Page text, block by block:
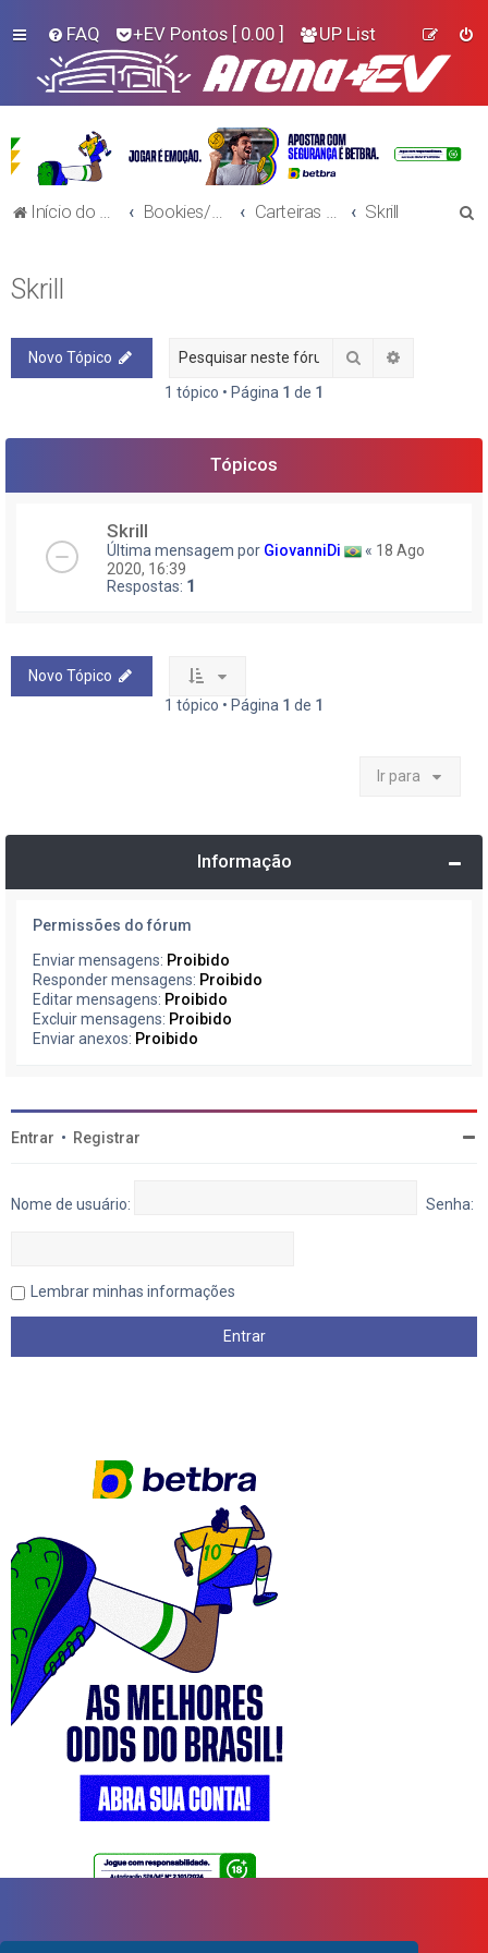
FAQ +EV Pontos [ 0.00 ] UP List
Início do Fórum! Skrill
Skrill
Novo Tópico Pesquisar
1 tópico • Página 1 de 1
Tópicos
Skrill
Última mensagem por GiovanniDi « 18 Ago
2020, 16:39
Respostas: 1
Novo Tópico
1 tópico • Página 1 de 1
Ir para
Informação
Permissões do fórum
Enviar mensagens: Proibido
Responder mensagens: Proibido
Editar mensagens: Proibido
Excluir mensagens: Proibido
Enviar anexos: Proibido
Entrar • Registrar
Nome de usuário: Senha:
Lembrar minhas informações